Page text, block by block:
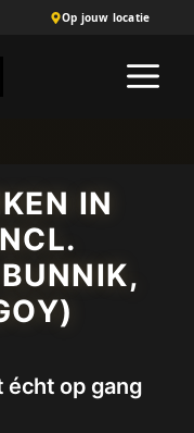
Op jouw locatie
IN
écht op gang